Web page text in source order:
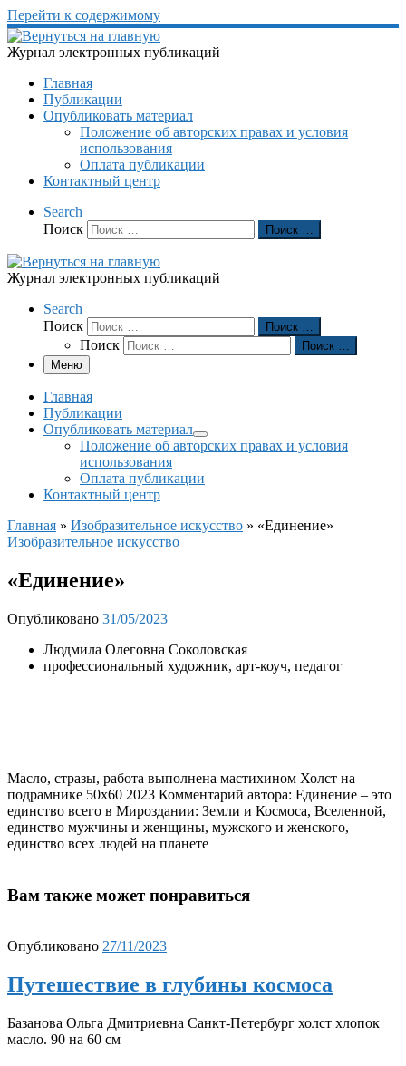
Перейти к содержимому
Журнал электронных публикаций
Главная
Публикации
Опубликовать материал
Положение об авторских правах и условия
использования
Оплата публикации
Контактный центр
Search
Поиск
Поиск …
Журнал электронных публикаций
Search
Поиск
Поиск …
Поиск
Поиск …
Меню
Главная
Публикации
Опубликовать материал
Положение об авторских правах и условия
использования
Оплата публикации
Контактный центр
Главная » Изобразительное искусство » «Единение»
Изобразительное искусство
«Единение»
Опубликовано 31/05/2023
Людмила Олеговна Соколовская
профессиональный художник, арт-коуч, педагог
Масло, стразы, работа выполнена мастихином Холст на
подрамнике 50х60 2023 Комментарий автора: Единение – это
единство всего в Мироздании: Земли и Космоса, Вселенной,
единство мужчины и женщины, мужского и женского,
единство всех людей на планете
Вам также может понравиться
Опубликовано 27/11/2023
Путешествие в глубины космоса
Базанова Ольга Дмитриевна Санкт-Петербург холст хлопок
масло. 90 на 60 см